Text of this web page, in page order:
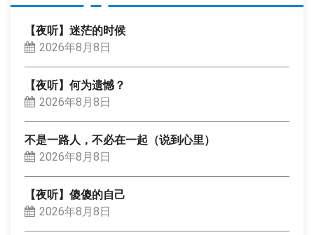
【夜听】迷茫的时候
2026年8月8日
【夜听】何为遗憾？
2026年8月8日
不是一路人，不必在一起（说到心里）
2026年8月8日
【夜听】傻傻的自己
2026年8月8日